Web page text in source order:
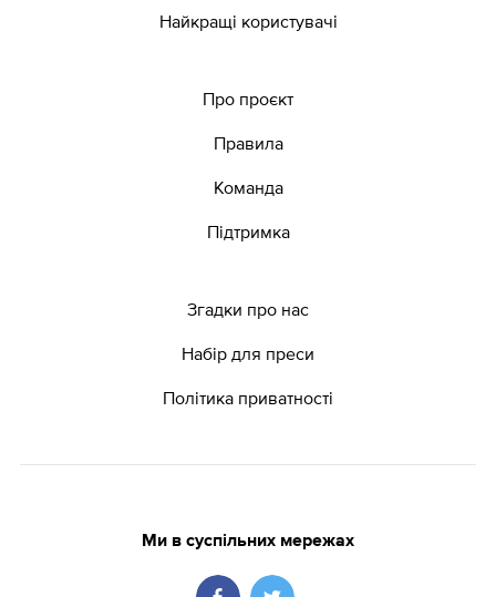
Найкращі користувачі
Про проєкт
Правила
Команда
Підтримка
Згадки про нас
Набір для преси
Політика приватності
Ми в суспільних мережах